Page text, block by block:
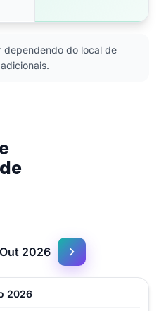
dependendo do local de
2026
2026